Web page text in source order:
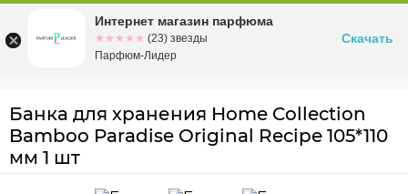
Омскул. Заозерная, 11, к. 1
Банка для хранения Home Collection
Bamboo Paradise Original Recipe 105*110
мм 1 шт
Интернет магазин парфюма
☆☆☆☆☆
★★★★★ (23) звезды
Парфюм-Лидер
Скачать